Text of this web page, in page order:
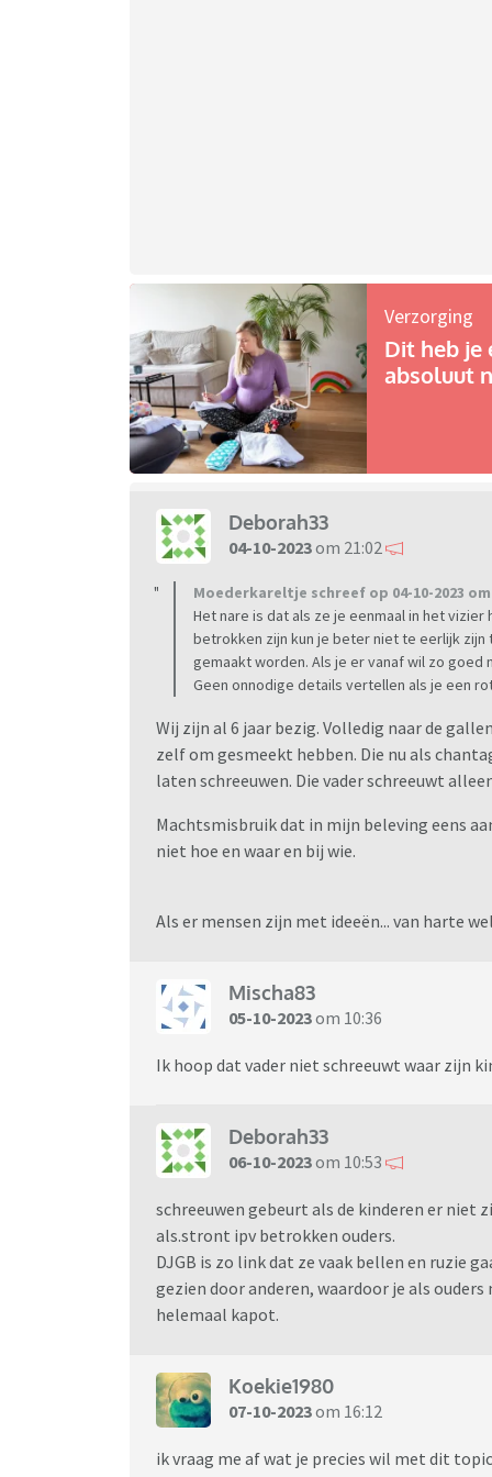
Verzorging
Dit heb je
absoluut
Deborah33
04-10-2023om 21:02
Moederkareltje schreef op 04-10-2023 om
Het nare is dat als ze je eenmaal in het
betrokken zijn kun je beter niet te eerlijk zijn
gemaakt worden. Als je er vanaf wil zo
Geen onnodige details vertellen als je een
Wij zijn al 6 jaar bezig. Volledig naar de
zelf om gesmeekt hebben. Die nu als
laten schreeuwen. Die vader schreeuwt
Machtsmisbruik dat in mijn beleving eens
niet hoe en waar en bij wie.
Als er mensen zijn met ideeën... van harte
Mischa83
05-10-2023om 10:36
Ik hoop dat vader niet schreeuwt waar zijn
Deborah33
06-10-2023om 10:53
schreeuwen gebeurt als de kinderen er niet
als.stront ipv betrokken ouders.
DJGB is zo link dat ze vaak bellen en ruzie
gezien door anderen, waardoor je als
helemaal kapot.
Koekie1980
07-10-2023om 16:12
ik vraag me af wat je precies wil met dit